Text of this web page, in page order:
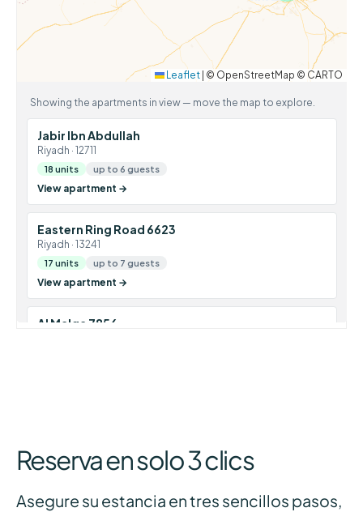
Reserva en solo 3 clics
Asegure su estancia en tres sencillos pasos,